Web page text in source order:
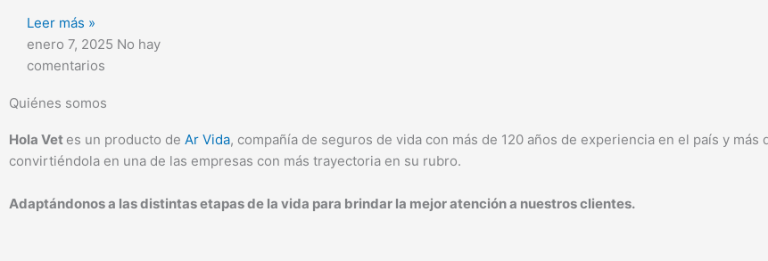
Leer más »
enero 7, 2025 No hay
comentarios
Quiénes somos
Hola Vet es un producto de Ar Vida, compañía de seguros de vida con más de 120 años de experiencia en el país y más
convirtiéndola en una de las empresas con más trayectoria en su rubro.
Adaptándonos a las distintas etapas de la vida para brindar la mejor atención a nuestros clientes.